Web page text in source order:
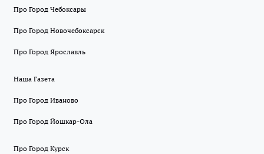
Про Город Чебоксары
Про Город Новочебоксарск
Про Город Ярославль
Наша Газета
Про Город Иваново
Про Город Йошкар-Ола
Про Город Курск